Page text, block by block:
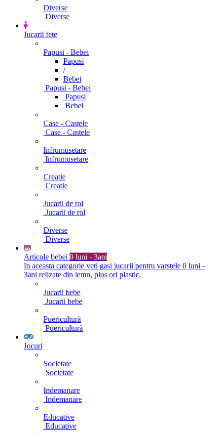
Diverse
Diverse
Jucarii fete
Papusi - Bebei
Papusi
/
Bebei
Papusi - Bebei
Papusi
Bebei
Case - Castele
Case - Castele
Infrumusetare
Infrumusetare
Creatie
Creatie
Jucarii de rol
Jucarii de rol
Diverse
Diverse
Articole bebei 0 luni - 3ani
In aceasta categorie veti gasi jucarii pentru varstele 0 luni -
3ani relizate din lemn, plus ori plastic.
Jucarii bebe
Jucarii bebe
Puericultură
Puericultură
Jocuri
Societate
Societate
Indemanare
Indemanare
Educative
Educative